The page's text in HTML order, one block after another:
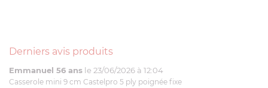
Derniers avis produits
Emmanuel 56 ans le 23/06/2026 à 12:04
Casserole mini 9 cm Castelpro 5 ply poignée fixe